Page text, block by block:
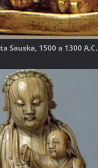
Sauska, 1500 a 1300 A.C.